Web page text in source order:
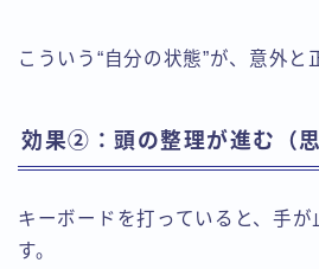
こういう“自分の状態”が、意外と
効果②：頭の整理が進む（思
キーボードを打っていると、手が
す。